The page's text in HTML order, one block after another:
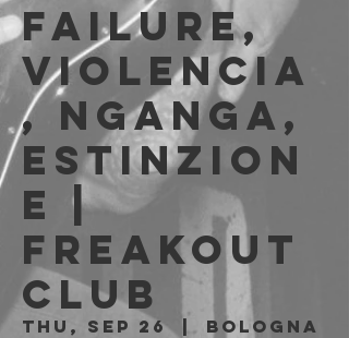
Failure,
Violencia
, Nganga,
Estinzion
e |
Freakout
Club
Thu, Sep 26
  |
Bologna